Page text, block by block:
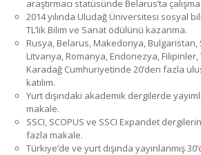
araştırmacı statüsünde Belarus’ta çalışma
2014 yılında Uludağ Üniversitesi sosyal
TL’lik Bilim ve Sanat ödülünü kazanma.
Rusya, Belarus, Makedonya, Bulgaristan,
Litvanya, Romanya, Endonezya,
Karadağ Cumhuriyetinde 20’den fazla
katılım.
Yurt dışındaki akademik dergilerde
makale.
SSCI, SCOPUS ve SSCI Expandet
fazla makale.
Türkiye’de ve yurt dışında yayınlanmış